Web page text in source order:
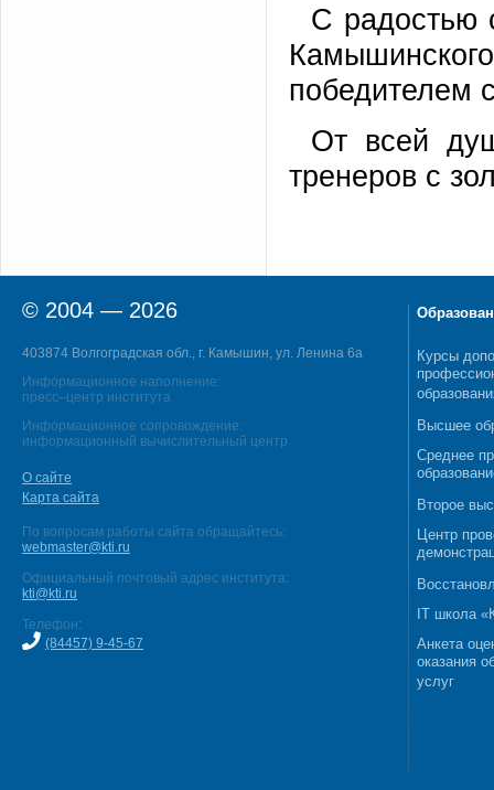
С радостью
победителем
От всей
тренеров с
© 2004 — 2026
403874 Волгоградская обл., г. Камышин, ул. Ленина 6а
Информационное наполнение:
пресс–центр института
Информационное сопровождение:
информационный вычислительный центр
О сайте
Карта сайта
По вопросам работы сайта обращайтесь:
webmaster@kti.ru
Официальный почтовый адрес института:
kti@kti.ru
Телефон:
(84457) 9-45-67
Курсы
Высшее
Среднее
Второе
Центр
IT школа
Анкета
оказания
услуг